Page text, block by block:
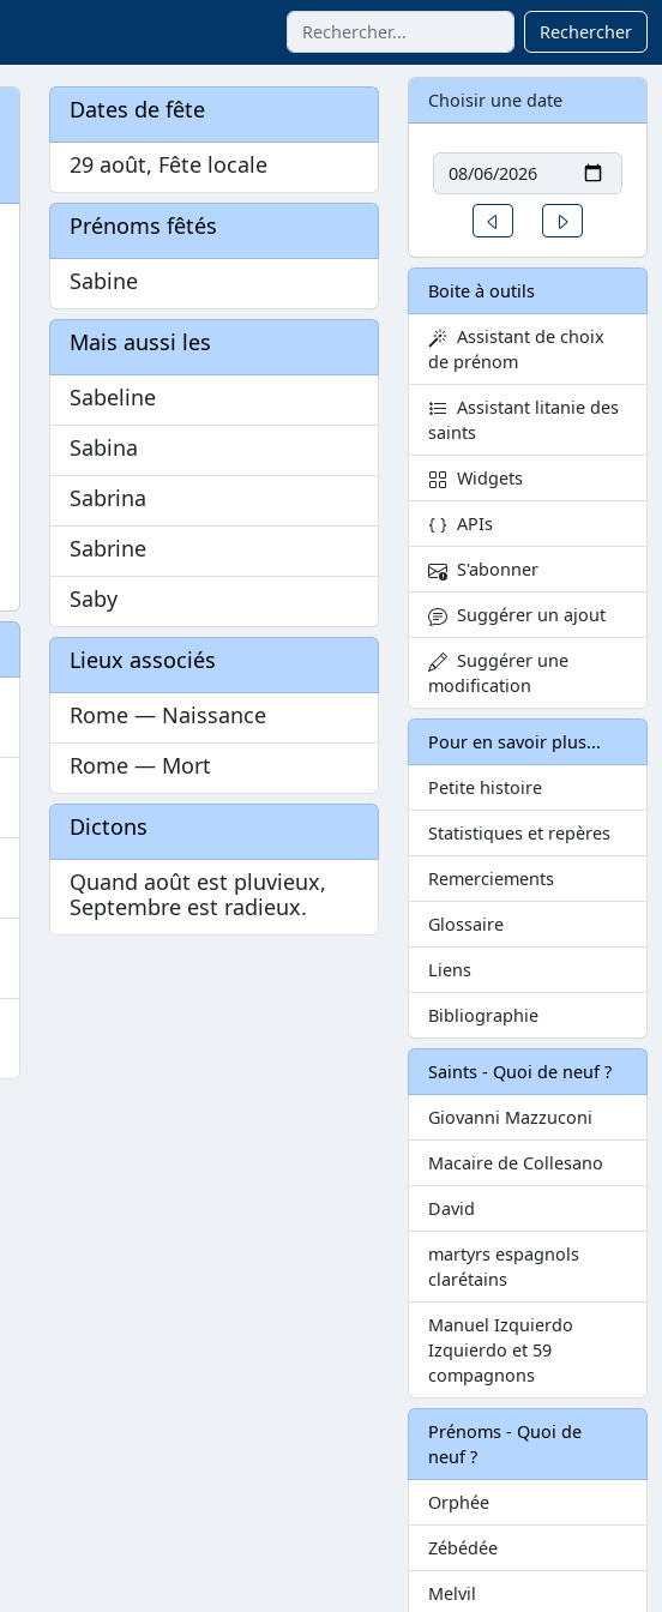
Rechercher
Dates de fête
29 août, Fête locale
Prénoms fêtés
Sabine
Mais aussi les
Sabeline
Sabina
Sabrina
Sabrine
Saby
Lieux associés
Rome — Naissance
Rome — Mort
Dictons
Quand août est pluvieux,
Septembre est radieux.
Choisir une date
Date
Un jour avant
Boite à outils
Assistant de choix
de prénom
Assistant litanie des
saints
Widgets
APIs
S'abonner
Suggérer un ajout
Suggérer une
modification
Pour en savoir plus...
Petite histoire
Statistiques et repères
Remerciements
Glossaire
Liens
Bibliographie
Saints - Quoi de neuf ?
Giovanni Mazzuconi
Macaire de Collesano
David
martyrs espagnols
clarétains
Manuel Izquierdo
Izquierdo et 59
compagnons
Prénoms - Quoi de
neuf ?
Orphée
Zébédée
Melvil